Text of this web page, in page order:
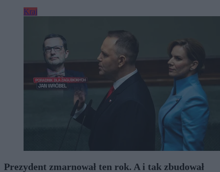
Kraj
Prezydent zmarnował ten rok. A i tak zbudował